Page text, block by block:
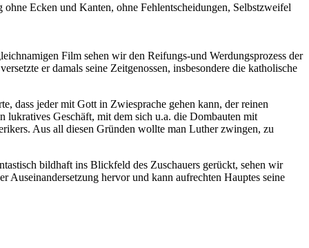
Ecken und Kanten, ohne Fehlentscheidungen, Selbstzweifel
Film sehen wir den Reifungs-und Werdungsprozess der
er damals seine Zeitgenossen, insbesondere die katholische
dass jeder mit Gott in Zwiesprache gehen kann, der reinen
lukratives Geschäft, mit dem sich u.a. die Dombauten mit
Aus all diesen Gründen wollte man Luther zwingen, zu
bildhaft ins Blickfeld des Zuschauers gerückt, sehen wir
Auseinandersetzung hervor und kann aufrechten Hauptes seine